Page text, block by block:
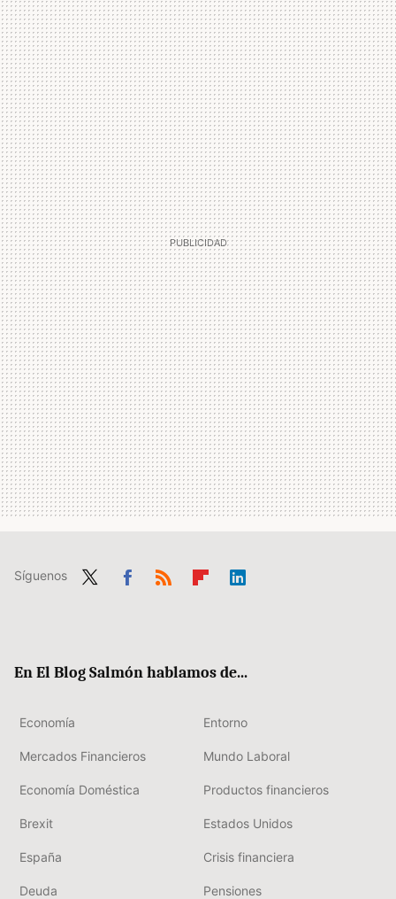
Síguenos
En El Blog Salmón hablamos de...
Economía Entorno
Mercados Financieros Mundo Laboral
Economía Doméstica Productos financieros
Brexit Estados Unidos
España Crisis financiera
Deuda Pensiones